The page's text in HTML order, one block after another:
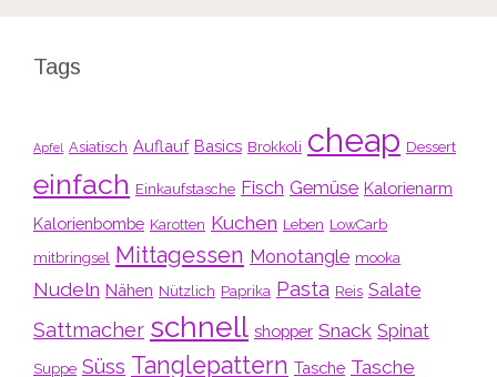
Tags
Apfel Asiatisch Auflauf Basics Brokkoli cheap Dessert
einfach Einkaufstasche Fisch Gemüse Kalorienarm
Kalorienbombe Karotten Kuchen Leben LowCarb
mitbringsel Mittagessen Monotangle mooka
Nudeln Nähen Nützlich Paprika Pasta Reis Salate
Sattmacher schnell shopper Snack Spinat
Suppe Süss Tanglepattern Tasche Tasche